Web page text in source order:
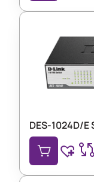
DES-1024D/